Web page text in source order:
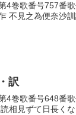
巻歌番号757番
不見之為便奈沙
訳
巻歌番号648番
相見ずて日長く